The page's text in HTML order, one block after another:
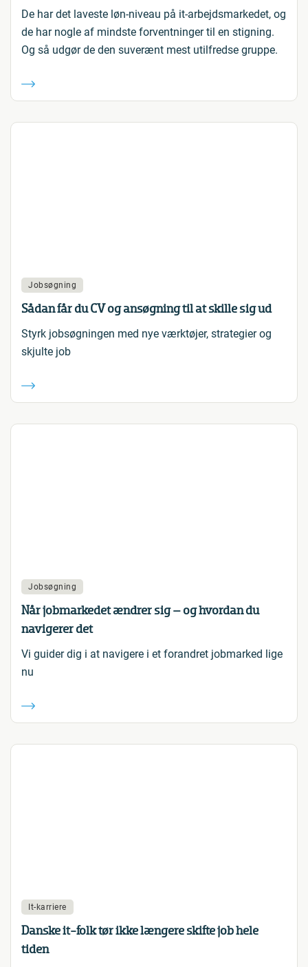
De har det laveste løn-niveau på it-arbejdsmarkedet, og
de har nogle af mindste forventninger til en stigning.
Og så udgør de den suverænt mest utilfredse gruppe.
Jobsøgning
Sådan får du CV og ansøgning til at skille sig ud
Styrk jobsøgningen med nye værktøjer, strategier og
skjulte job
Jobsøgning
Når jobmarkedet ændrer sig – og hvordan du
navigerer det
Vi guider dig i at navigere i et forandret jobmarked lige
nu
It-karriere
Danske it-folk tør ikke længere skifte job hele
tiden